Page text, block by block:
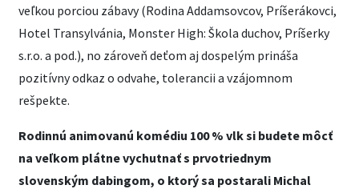
veľkou porciou zábavy (Rodina Addamsovcov, Príšerákovci,
Hotel Transylvánia, Monster High: Škola duchov, Príšerky
s.r.o. a pod.), no zároveň deťom aj dospelým prináša
pozitívny odkaz o odvahe, tolerancii a vzájomnom
rešpekte.
Rodinnú animovanú komédiu 100 % vlk si budete môcť
na veľkom plátne vychutnať s prvotriednym
slovenským dabingom, o ktorý sa postarali Michal